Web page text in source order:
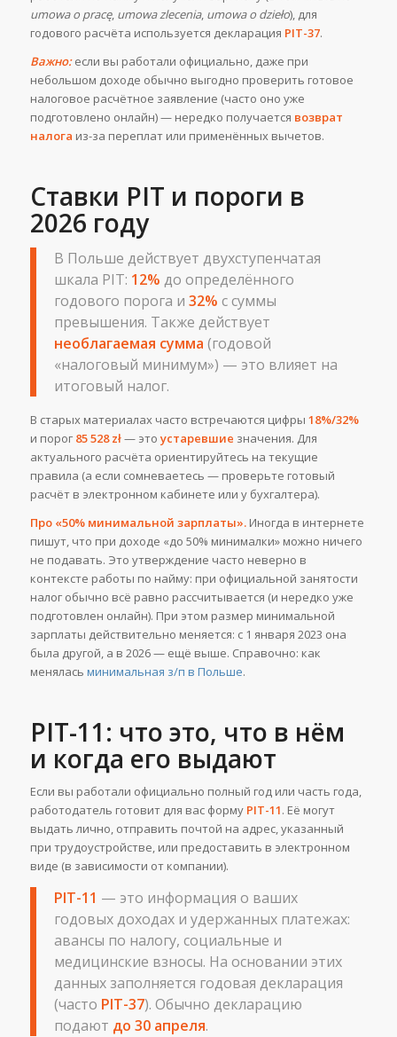
umowa o pracę, umowa zlecenia, umowa o dzieło), для
годового расчёта используется декларация PIT-37.
Важно:если вы работали официально, даже при
небольшом доходе обычно выгодно проверить готовое
налоговое расчётное заявление (часто оно уже
подготовлено онлайн) — нередко получается возврат
налога из-за переплат или применённых вычетов.
Ставки PIT и пороги в
2026 году
В Польше действует двухступенчатая
шкала PIT: 12% до определённого
годового порога и 32% с суммы
превышения. Также действует
необлагаемая сумма (годовой
«налоговый минимум») — это влияет на
итоговый налог.
В старых материалах часто встречаются цифры 18%/32%
и порог 85 528 zł— это устаревшие значения. Для
актуального расчёта ориентируйтесь на текущие
правила (а если сомневаетесь — проверьте готовый
расчёт в электронном кабинете или у бухгалтера).
Про «50% минимальной зарплаты».Иногда в интернете
пишут, что при доходе «до 50% минималки» можно ничего
не подавать. Это утверждение часто неверно в
контексте работы по найму: при официальной занятости
налог обычно всё равно рассчитывается (и нередко уже
подготовлен онлайн). При этом размер минимальной
зарплаты действительно меняется: с 1 января 2023 она
была другой, а в 2026 — ещё выше. Справочно: как
менялась минимальная з/п в Польше.
PIT-11: что это, что в нём
и когда его выдают
Если вы работали официально полный год или часть года,
работодатель готовит для вас форму PIT-11. Её могут
выдать лично, отправить почтой на адрес, указанный
при трудоустройстве, или предоставить в электронном
виде (в зависимости от компании).
PIT-11 — это информация о ваших
годовых доходах и удержанных платежах:
авансы по налогу, социальные и
медицинские взносы. На основании этих
данных заполняется годовая декларация
(часто PIT-37). Обычно декларацию
подают до 30 апреля.